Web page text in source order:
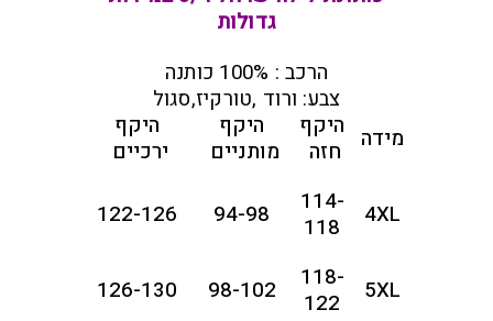
גדולות
הרכב : 100% כותנה
צבע: ורוד ,טורקיז,סגול
מידה
היקף
חזה
היקף
מותניים
היקף
ירכיים
4XL
114-
118
94-98
122-126
5XL
118-
122
98-102
126-130